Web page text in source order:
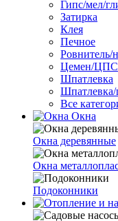
Гипс/мел/
Затирка
Клея
Печное
Ровнитель/
Цемен/ЦПС
Шпатлевка
Шпатлевка/
Все
Окна
Окна деревянные
Окна
Подоконники